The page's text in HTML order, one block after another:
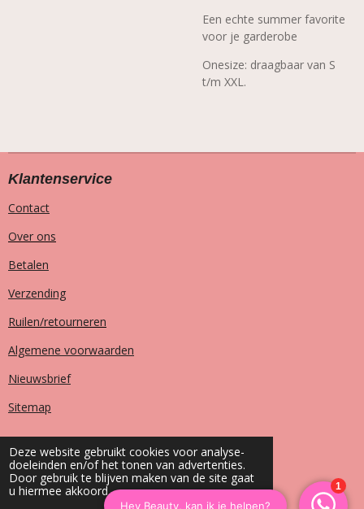
Deze website gebruikt cookies voor analyse-
doeleinden en/of het tonen van advertenties.
Door gebruik te blijven maken van de site gaat
u hiermee akkoord.
Een echte summer favorite
voor je garderobe
Onesize: draagbaar van S
t/m XXL.
Klantenservice
Contact
Over ons
Betalen
Verzending
Ruilen/retourneren
Algemene voorwaarden
Nieuwsbrief
Sitemap
T
i
k
I
n
s
F
a
c
W
h
a
© 2023 - 2026 House of Heaven fashion